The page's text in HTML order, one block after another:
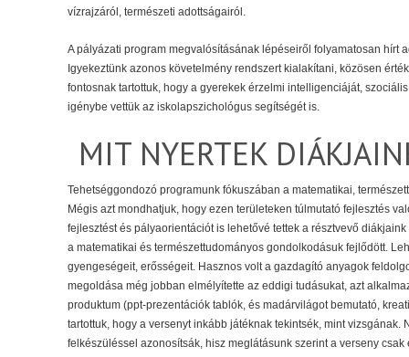
vízrajzáról, természeti adottságairól.
A pályázati program megvalósításának lépéseiről folyamatosan hírt
Igyekeztünk azonos követelmény rendszert kialakítani, közösen
fontosnak tartottuk, hogy a gyerekek érzelmi intelligenciáját,
igénybe vettük az iskolapszichológus segítségét is.
MIT NYERTEK
Tehetséggondozó programunk fókuszában a matematikai,
Mégis azt mondhatjuk, hogy ezen területeken túlmutató fejlesztés
fejlesztést és pályaorientációt is lehetővé tettek a résztvevő
a matematikai és természettudományos gondolkodásuk fejlődött.
gyengeségeit, erősségeit. Hasznos volt a gazdagító anyagok
megoldása még jobban elmélyítette az eddigi tudásukat, azt
produktum (ppt-prezentációk tablók, és madárvilágot bemutató,
tartottuk, hogy a versenyt inkább játéknak tekintsék, mint
felkészüléssel azonosítsák, hisz meglátásunk szerint a verseny